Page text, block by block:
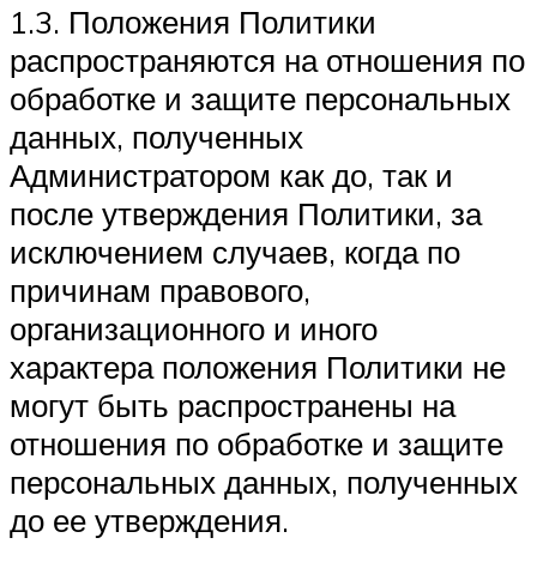
1.3. Положения Политики
распространяются на отношения по
обработке и защите персональных
данных, полученных
Администратором как до, так и
после утверждения Политики, за
исключением случаев, когда по
причинам правового,
организационного и иного
характера положения Политики не
могут быть распространены на
отношения по обработке и защите
персональных данных, полученных
до ее утверждения.